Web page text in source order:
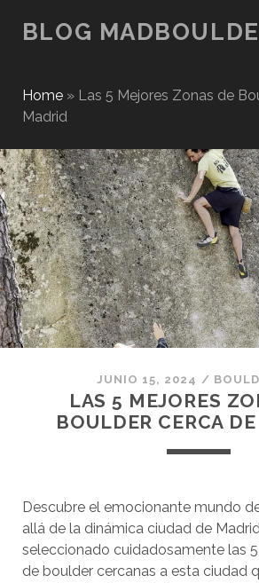
BLOG
Home» Las 5 Mejores Zonas de
Madrid
JUNIO 15, 2024 /
LAS 5 MEJORES
BOULDER CERCA
Descubre el emocionante mundo
allá de la dinámica ciudad de
seleccionado cuidadosamente las
de boulder cercanas a esta ciudad